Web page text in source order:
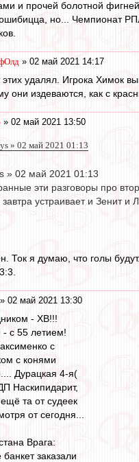
и прочей болотной фигней.
но... Чемпионат
» 02 май 2021 14:17
удалял. Игрока Химок
они издеваются, как с
» 02 май 2021 13:50
ys » 02 май 2021 01:13
» 02 май 2021 01:13
эти разговоры про
завтра устраивает и Зенит
Ток я думаю, что голы будут.
» 02 май 2021 13:30
- ХВ!!!
- с 55 летием!
с
с конями
Дурацкая 4-я(
Наскипидарит,
ещё та от судеек
от сегодня...
Врага:
заказали